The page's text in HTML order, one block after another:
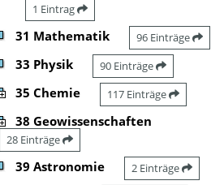
1 Eintrag
31 Mathematik 96 Einträge
33 Physik 90 Einträge
35 Chemie 117 Einträge
38 Geowissenschaften
28 Einträge
39 Astronomie 2 Einträge